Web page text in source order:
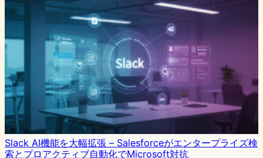
Slack AI機能を大幅拡張 – Salesforceがエンタープライズ検
索とプロアクティブ自動化でMicrosoft対抗